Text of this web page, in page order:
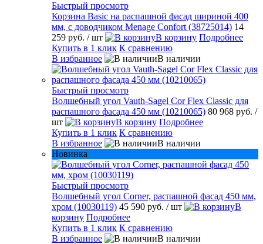
Быстрый просмотр
Корзина Basic на распашной фасад шириной 400
мм, с доводчиком Menage Confort (38725014) 14
259 руб. / шт В корзину Подробнее
Купить в 1 клик К сравнению
В избранное
В наличии
Быстрый просмотр
Волшебный угол Vauth-Sagel Cor Flex Classic для
распашного фасада 450 мм (10210065) 80 968 руб. /
шт
В корзину Подробнее
Купить в 1 клик К сравнению
В избранное
В наличии
Новинка
Быстрый просмотр
Волшебный угол Corner, распашной фасад 450 мм,
хром (10030119) 45 590 руб. / шт
В
корзину Подробнее
Купить в 1 клик К сравнению
В избранное
В наличии